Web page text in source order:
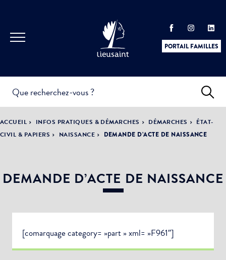
PORTAIL FAMILLES
PRATIQUES &
DÉMARCHES
ACTUALITÉS &
ÉVÈNEMENTS
LA VILLE
DÉMOCRATIE
PARTICIPATIVE
ACCUEIL INFOS PRATIQUES & DÉMARCHES DÉMARCHES
ÉTAT-
CIVIL & PAPIERS
NAISSANCE DEMANDE D’ACTE DE NAISSANCE
DEMANDE D’ACTE DE NAISSANCE
[comarquage category= »part » xml= »F961″]